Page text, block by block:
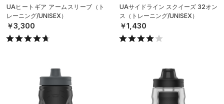
UAヒートギア アームスリーブ（ト
レーニング/UNISEX）
￥3,300
UAサイドライン スクイーズ 32オン
ス（トレーニング/UNISEX）
￥1,430